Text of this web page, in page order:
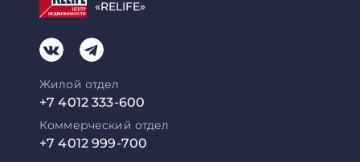
«RELIFE»
Жилой отдел
+7 4012 333-600
Коммерческий отдел
+7 4012 999-700